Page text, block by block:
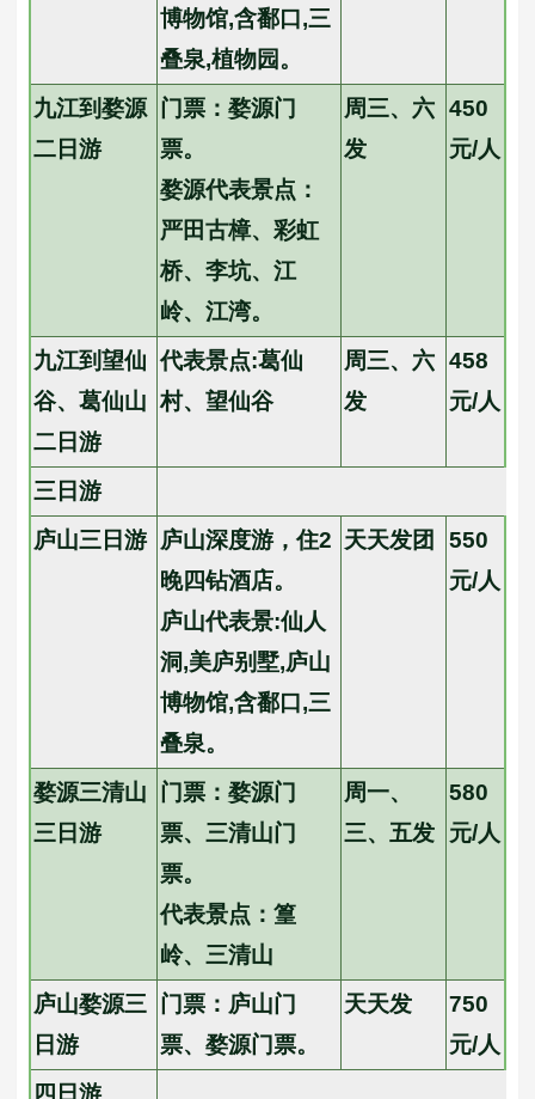
博物馆,含鄱口,三
叠泉,植物园。
九江到婺源
二日游
门票：婺源门
票。
婺源代表景点：
严田古樟、彩虹
桥、李坑、江
岭、江湾。
周三、六
发
450
元/人
九江到望仙
谷、葛仙山
二日游
代表景点:葛仙
村、望仙谷
周三、六
发
458
元/人
三日游
庐山三日游
庐山深度游，住2
晚四钻酒店。
庐山代表景:仙人
洞,美庐别墅,庐山
博物馆,含鄱口,三
叠泉。
天天发团
550
元/人
婺源三清山
三日游
门票：婺源门
票、三清山门
票。
代表景点：篁
岭、三清山
周一、
三、五发
580
元/人
庐山婺源三
日游
门票：庐山门
票、婺源门票。
天天发
750
元/人
四日游